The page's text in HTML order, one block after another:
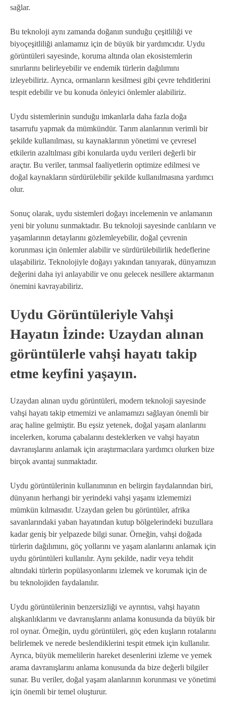
sağlar.
Bu teknoloji aynı zamanda doğanın sunduğu çeşitliliği ve
biyoçeşitliliği anlamamız için de büyük bir yardımcıdır. Uydu
görüntüleri sayesinde, koruma altında olan ekosistemlerin
sınırlarını belirleyebilir ve endemik türlerin dağılımını
izleyebiliriz. Ayrıca, ormanların kesilmesi gibi çevre tehditlerini
tespit edebilir ve bu konuda önleyici önlemler alabiliriz.
Uydu sistemlerinin sunduğu imkanlarla daha fazla doğa
tasarrufu yapmak da mümkündür. Tarım alanlarının verimli bir
şekilde kullanılması, su kaynaklarının yönetimi ve çevresel
etkilerin azaltılması gibi konularda uydu verileri değerli bir
araçtır. Bu veriler, tarımsal faaliyetlerin optimize edilmesi ve
doğal kaynakların sürdürülebilir şekilde kullanılmasına yardımcı
olur.
Sonuç olarak, uydu sistemleri doğayı incelemenin ve anlamanın
yeni bir yolunu sunmaktadır. Bu teknoloji sayesinde canlıların ve
yaşamlarının detaylarını gözlemleyebilir, doğal çevrenin
korunması için önlemler alabilir ve sürdürülebilirlik hedeflerine
ulaşabiliriz. Teknolojiyle doğayı yakından tanıyarak, dünyamızın
değerini daha iyi anlayabilir ve onu gelecek nesillere aktarmanın
önemini kavrayabiliriz.
Uydu Görüntüleriyle Vahşi
Hayatın İzinde: Uzaydan alınan
görüntülerle vahşi hayatı takip
etme keyfini yaşayın.
Uzaydan alınan uydu görüntüleri, modern teknoloji sayesinde
vahşi hayatı takip etmemizi ve anlamamızı sağlayan önemli bir
araç haline gelmiştir. Bu eşsiz yetenek, doğal yaşam alanlarını
incelerken, koruma çabalarını desteklerken ve vahşi hayatın
davranışlarını anlamak için araştırmacılara yardımcı olurken bize
birçok avantaj sunmaktadır.
Uydu görüntülerinin kullanımının en belirgin faydalarından biri,
dünyanın herhangi bir yerindeki vahşi yaşamı izlememizi
mümkün kılmasıdır. Uzaydan gelen bu görüntüler, afrika
savanlarındaki yaban hayatından kutup bölgelerindeki buzullara
kadar geniş bir yelpazede bilgi sunar. Örneğin, vahşi doğada
türlerin dağılımını, göç yollarını ve yaşam alanlarını anlamak için
uydu görüntüleri kullanılır. Aynı şekilde, nadir veya tehdit
altındaki türlerin popülasyonlarını izlemek ve korumak için de
bu teknolojiden faydalanılır.
Uydu görüntülerinin benzersizliği ve ayrıntısı, vahşi hayatın
alışkanlıklarını ve davranışlarını anlama konusunda da büyük bir
rol oynar. Örneğin, uydu görüntüleri, göç eden kuşların rotalarını
belirlemek ve nerede beslendiklerini tespit etmek için kullanılır.
Ayrıca, büyük memelilerin hareket desenlerini izleme ve yemek
arama davranışlarını anlama konusunda da bize değerli bilgiler
sunar. Bu veriler, doğal yaşam alanlarının korunması ve yönetimi
için önemli bir temel oluşturur.